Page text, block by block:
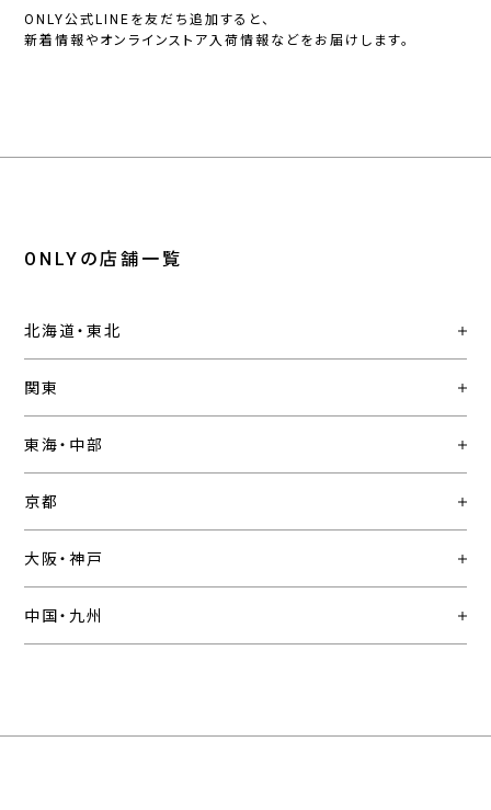
ONLY公式LINEを友だち追加すると、
新着情報やオンラインストア入荷情報などをお届けします。
ONLYの店舗一覧
北海道・東北
関東
東海・中部
京都
大阪・神戸
中国・九州